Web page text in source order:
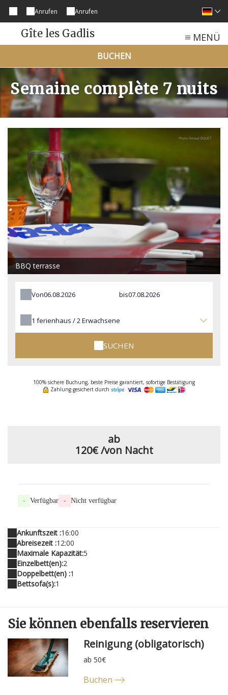
Anrufen Anrufen
Gîte les Gadlis MENÜ
BUCHEN
Semaine complète 7 nuits
BBQ terrasse
Von bis
1 ferienhaus /2Erwachsene
SUCHEN
100% sichere Buchung, beste Preise garantiert, sofortige Bestätigung
Zahlung gesichert durch
ab
120€/von Nacht
- Verfügbar - Nicht verfügbar
Ankunftszeit :16:00
Abreisezeit :12:00
Maximale Kapazität:5
Einzelbett(en):2
Doppelbett(en) :1
Bettsofa(s):1
Sie können ebenfalls reservieren
Reinigung (obligatorisch)
ab 50€
Buchen